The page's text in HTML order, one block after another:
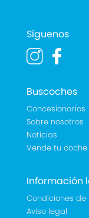
Síguenos
Buscoches
Concesionarios
Sobre nosotros
Noticias
Vende tu
Información
Condiciones de
Aviso legal